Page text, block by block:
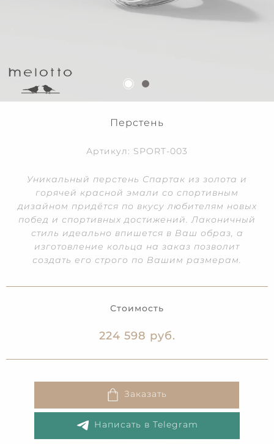
Перстень
Артикул: SPORT-003
Уникальный перстень Спартак из золота и
горячей красной эмали со спортивным
дизайном придётся по вкусу любителям новых
побед и спортивных достижений. Лаконичный
стиль идеально впишется в Ваш образ, а
изготовление кольца на заказ позволит
создать его строго по Вашим размерам.
Стоимость
224 598 руб.
Заказать
Написать в Telegram